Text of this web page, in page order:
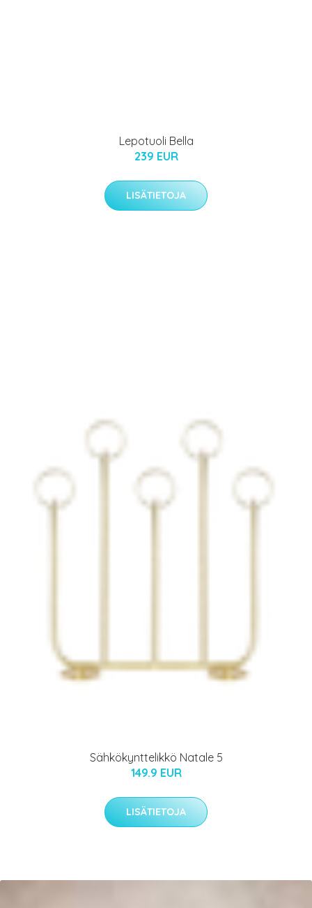
Lepotuoli Bella
239 EUR
LISÄTIETOJA
Sähkökynttelikkö Natale 5
149.9 EUR
LISÄTIETOJA